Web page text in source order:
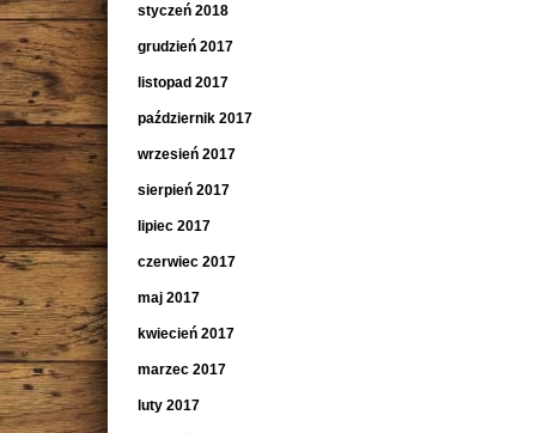
styczeń 2018
grudzień 2017
listopad 2017
październik 2017
wrzesień 2017
sierpień 2017
lipiec 2017
czerwiec 2017
maj 2017
kwiecień 2017
marzec 2017
luty 2017